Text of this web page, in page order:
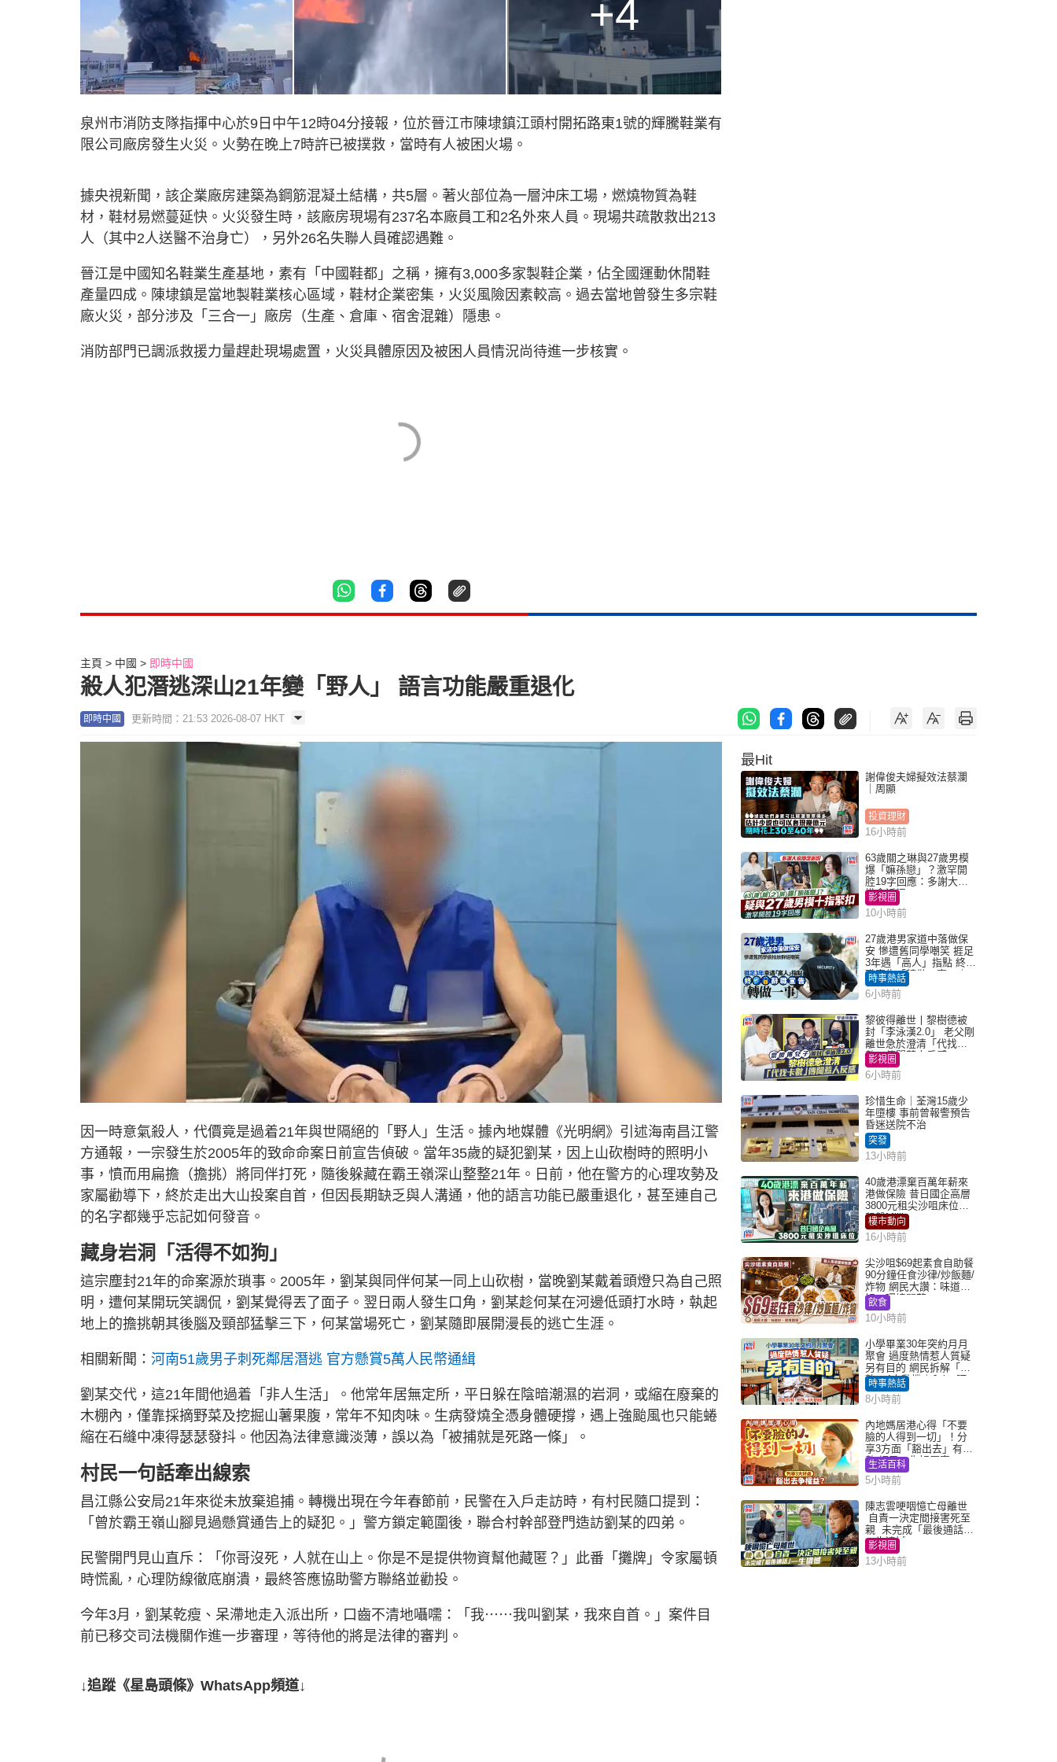
+4
泉州市消防支隊指揮中心於9日中午12時04分接報，位於晉江市陳埭鎮江頭村開拓路東1號的輝騰鞋業有
限公司廠房發生火災。火勢在晚上7時許已被撲救，當時有人被困火場。
據央視新聞，該企業廠房建築為鋼筋混凝土結構，共5層。著火部位為一層沖床工場，燃燒物質為鞋
材，鞋材易燃蔓延快。火災發生時，該廠房現場有237名本廠員工和2名外來人員。現場共疏散救出213
人（其中2人送醫不治身亡），另外26名失聯人員確認遇難。
晉江是中國知名鞋業生產基地，素有「中國鞋都」之稱，擁有3,000多家製鞋企業，佔全國運動休閒鞋
產量四成。陳埭鎮是當地製鞋業核心區域，鞋材企業密集，火災風險因素較高。過去當地曾發生多宗鞋
廠火災，部分涉及「三合一」廠房（生產、倉庫、宿舍混雜）隱患。
消防部門已調派救援力量趕赴現場處置，火災具體原因及被困人員情況尚待進一步核實。
主頁 中國 即時中國
殺人犯潛逃深山21年變「野人」 語言功能嚴重退化
即時中國 更新時間：21:53 2026-08-07 HKT
因一時意氣殺人，代價竟是過着21年與世隔絕的「野人」生活。據內地媒體《光明網》引述海南昌江警
方通報，一宗發生於2005年的致命命案日前宣告偵破。當年35歲的疑犯劉某，因上山砍樹時的照明小
事，憤而用扁擔（擔挑）將同伴打死，隨後躲藏在霸王嶺深山整整21年。日前，他在警方的心理攻勢及
家屬勸導下，終於走出大山投案自首，但因長期缺乏與人溝通，他的語言功能已嚴重退化，甚至連自己
的名字都幾乎忘記如何發音。
藏身岩洞「活得不如狗」
這宗塵封21年的命案源於瑣事。2005年，劉某與同伴何某一同上山砍樹，當晚劉某戴着頭燈只為自己照
明，遭何某開玩笑調侃，劉某覺得丟了面子。翌日兩人發生口角，劉某趁何某在河邊低頭打水時，執起
地上的擔挑朝其後腦及頸部猛擊三下，何某當場死亡，劉某隨即展開漫長的逃亡生涯。
相關新聞： 河南51歲男子刺死鄰居潛逃 官方懸賞5萬人民幣通緝
劉某交代，這21年間他過着「非人生活」。他常年居無定所，平日躲在陰暗潮濕的岩洞，或縮在廢棄的
木棚內，僅靠採摘野菜及挖掘山薯果腹，常年不知肉味。生病發燒全憑身體硬撐，遇上強颱風也只能蜷
縮在石縫中凍得瑟瑟發抖。他因為法律意識淡薄，誤以為「被捕就是死路一條」。
村民一句話牽出線索
昌江縣公安局21年來從未放棄追捕。轉機出現在今年春節前，民警在入戶走訪時，有村民隨口提到：
「曾於霸王嶺山腳見過懸賞通告上的疑犯。」警方鎖定範圍後，聯合村幹部登門造訪劉某的四弟。
民警開門見山直斥：「你哥沒死，人就在山上。你是不是提供物資幫他藏匿？」此番「攤牌」令家屬頓
時慌亂，心理防線徹底崩潰，最終答應協助警方聯絡並勸投。
今年3月，劉某乾瘦、呆滯地走入派出所，口齒不清地囁嚅：「我⋯⋯我叫劉某，我來自首。」案件目
前已移交司法機關作進一步審理，等待他的將是法律的審判。
↓追蹤《星島頭條》WhatsApp頻道↓
最Hit
謝偉俊夫婦擬效法蔡瀾
｜周顯
投資理財
16小時前
63歲關之琳與27歲男模
爆「嫲孫戀」？激罕開
腔19字回應：多謝大家
掛念近況
影視圈
10小時前
27歲港男家道中落做保
安 慘遭舊同學嘲笑 捱足
3年遇「高人」指點 終辭
職宣告「轉做一事」｜
Juicy叮
時事熱話
6小時前
黎彼得離世丨黎樹德被
封「李泳漢2.0」 老父剛
離世急於澄清「代找卡
數」傳聞惹人反感
影視圈
6小時前
珍惜生命｜荃灣15歲少
年墮樓 事前曾報警預告
昏迷送院不治
突發
13小時前
40歲港漂棄百萬年薪來
港做保險 昔日國企高層
3800元租尖沙咀床位｜
租盤Million
樓市動向
16小時前
尖沙咀$69起素食自助餐
90分鐘任食沙律/炒飯麵/
炸物 網民大讚：味道
好，環境闊落
飲食
10小時前
小學畢業30年突約月月
聚會 過度熱情惹人質疑
另有目的 網民拆解「扮
熟」4大動機｜Juicy叮
時事熱話
8小時前
內地媽居港心得「不要
臉的人得到一切」！分
享3方面「豁出去」有著
數 網民：你好厲害
生活百科
5小時前
陳志雲哽咽憶亡母離世
自責一決定間接害死至
親 未完成「最後通話」
一生遺憾
影視圈
13小時前